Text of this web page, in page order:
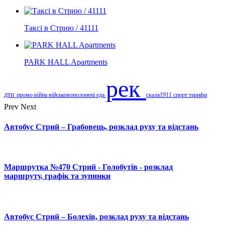
Таксі в Стрию / 41111
PARK HALL Apartments
дтп промо війна військовополонені еда рек скала1911 спорт тарифи
Prev Next
Автобус Стрий – Грабовець, розклад руху та відстань
Маршрутка №470 Стрий - Голобутів - розклад
маршруту, графік та зупинки
Автобус Стрий – Болехів, розклад руху та відстань